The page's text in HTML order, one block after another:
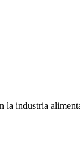
la industria